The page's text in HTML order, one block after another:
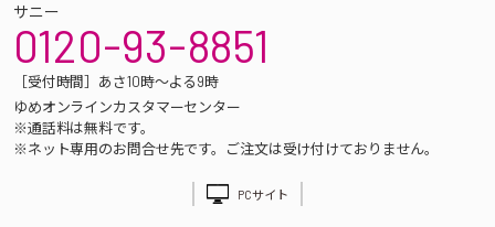
サニー
0120-93-8851
［受付時間］あさ10時～よる9時
ゆめオンラインカスタマーセンター
※通話料は無料です。
※ネット専用のお問合せ先です。ご注文は受け付けておりません。
PCサイト